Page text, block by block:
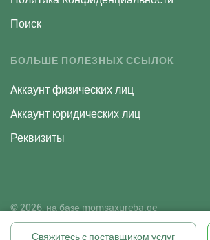
Поиск
БОЛЬШЕ ПОЛЕЗНЫХ ССЫЛОК
Aккаунт физических лиц
Aккаунт юридических лиц
Реквизиты
© 2026, на базе momsaxureba.ge